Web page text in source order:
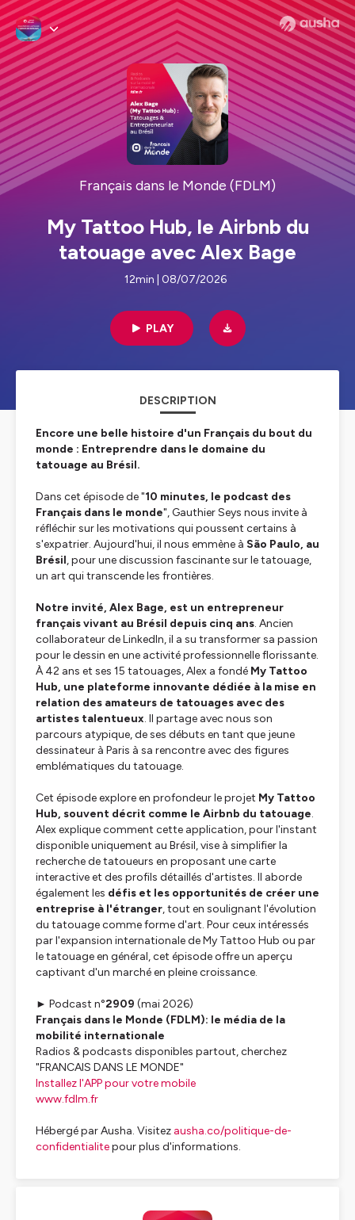
Français dans le Monde (FDLM)
My Tattoo Hub, le Airbnb du
tatouage avec Alex Bage
12min | 08/07/2026
PLAY
DESCRIPTION
Encore une belle histoire d'un Français du bout du
monde : Entreprendre dans le domaine du
tatouage au Brésil.
Dans cet épisode de "10 minutes, le podcast des
Français dans le monde", Gauthier Seys nous invite à
réfléchir sur les motivations qui poussent certains à
s'expatrier. Aujourd'hui, il nous emmène à São Paulo, au
Brésil, pour une discussion fascinante sur le tatouage,
un art qui transcende les frontières.
Notre invité, Alex Bage, est un entrepreneur
français vivant au Brésil depuis cinq ans. Ancien
collaborateur de LinkedIn, il a su transformer sa passion
pour le dessin en une activité professionnelle florissante.
À 42 ans et ses 15 tatouages, Alex a fondé My Tattoo
Hub, une plateforme innovante dédiée à la mise en
relation des amateurs de tatouages avec des
artistes talentueux. Il partage avec nous son
parcours atypique, de ses débuts en tant que jeune
dessinateur à Paris à sa rencontre avec des figures
emblématiques du tatouage.
Cet épisode explore en profondeur le projet My Tattoo
Hub, souvent décrit comme le Airbnb du tatouage.
Alex explique comment cette application, pour l'instant
disponible uniquement au Brésil, vise à simplifier la
recherche de tatoueurs en proposant une carte
interactive et des profils détaillés d'artistes. Il aborde
également les défis et les opportunités de créer une
entreprise à l'étranger, tout en soulignant l'évolution
du tatouage comme forme d'art. Pour ceux intéressés
par l'expansion internationale de My Tattoo Hub ou par
le tatouage en général, cet épisode offre un aperçu
captivant d'un marché en pleine croissance.
► Podcast n°2909 (mai 2026)
Français dans le Monde (FDLM): le média de la
mobilité internationale
Radios & podcasts disponibles partout, cherchez
"FRANCAIS DANS LE MONDE"
Installez l'APP pour votre mobile
www.fdlm.fr
Hébergé par Ausha. Visitez ausha.co/politique-de-
confidentialitepour plus d'informations.